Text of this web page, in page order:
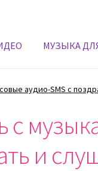
МУЗЫКА
аудио-SMS с
с
и